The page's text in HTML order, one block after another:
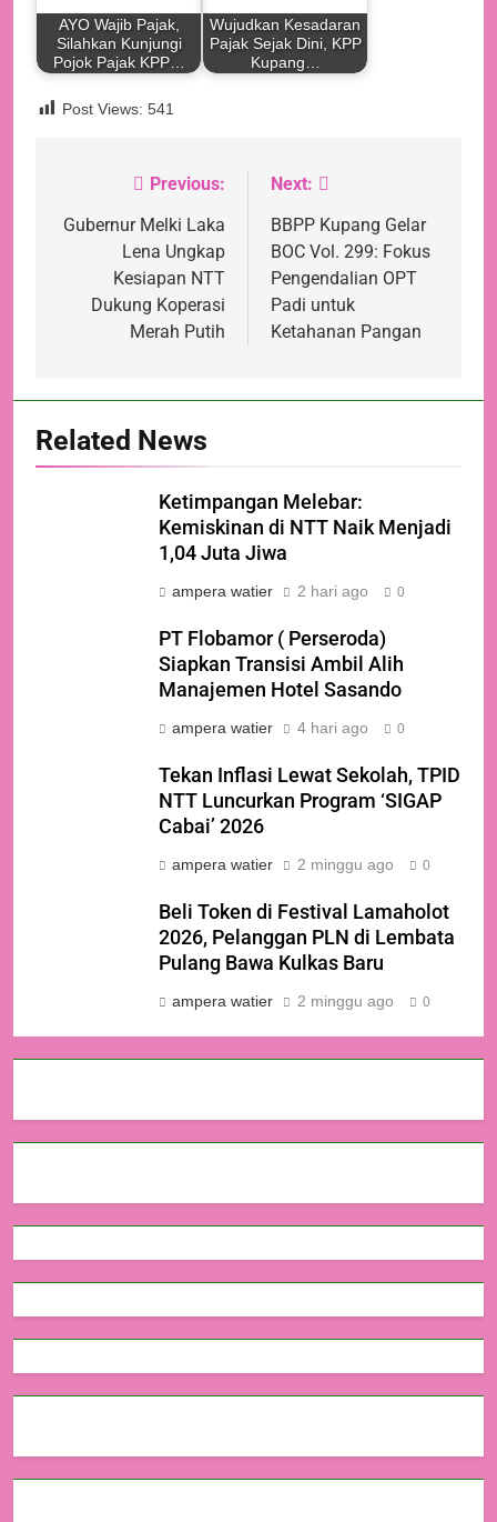
AYO Wajib Pajak,
Silahkan Kunjungi
Pojok Pajak KPP…
Wujudkan Kesadaran
Pajak Sejak Dini, KPP
Kupang…
Post Views: 541
Navigasi
pos
Previous:
Gubernur Melki Laka
Lena Ungkap
Kesiapan NTT
Dukung Koperasi
Merah Putih
Next:
BBPP Kupang Gelar
BOC Vol. 299: Fokus
Pengendalian OPT
Padi untuk
Ketahanan Pangan
Related News
Ketimpangan Melebar:
Kemiskinan di NTT Naik Menjadi
1,04 Juta Jiwa
ampera watier 2 hari ago 0
PT Flobamor ( Perseroda)
Siapkan Transisi Ambil Alih
Manajemen Hotel Sasando
ampera watier 4 hari ago 0
Tekan Inflasi Lewat Sekolah, TPID
NTT Luncurkan Program ‘SIGAP
Cabai’ 2026
ampera watier 2 minggu ago 0
Beli Token di Festival Lamaholot
2026, Pelanggan PLN di Lembata
Pulang Bawa Kulkas Baru
ampera watier 2 minggu ago 0